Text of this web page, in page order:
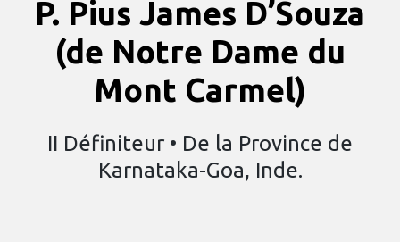
P. Pius James D’Souza
(de Notre Dame du
Mont Carmel)
II Définiteur • De la Province de
Karnataka-Goa, Inde.